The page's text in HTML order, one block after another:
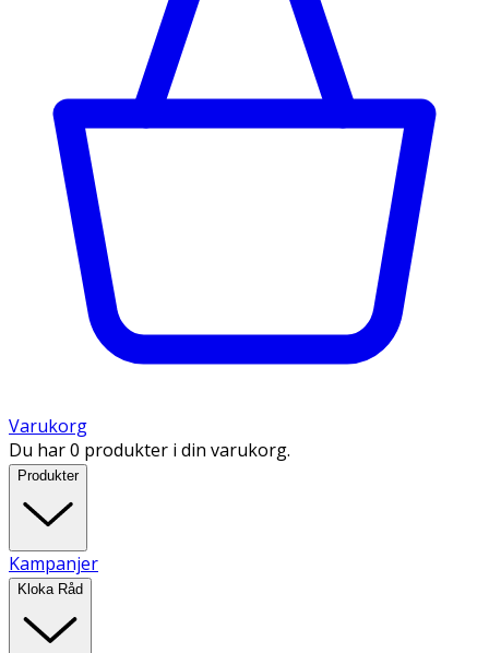
Varukorg
Du har 0 produkter i din varukorg.
Produkter
Kampanjer
Kloka Råd